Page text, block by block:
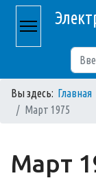
Вы здесь: Главная
Март 1975
Март